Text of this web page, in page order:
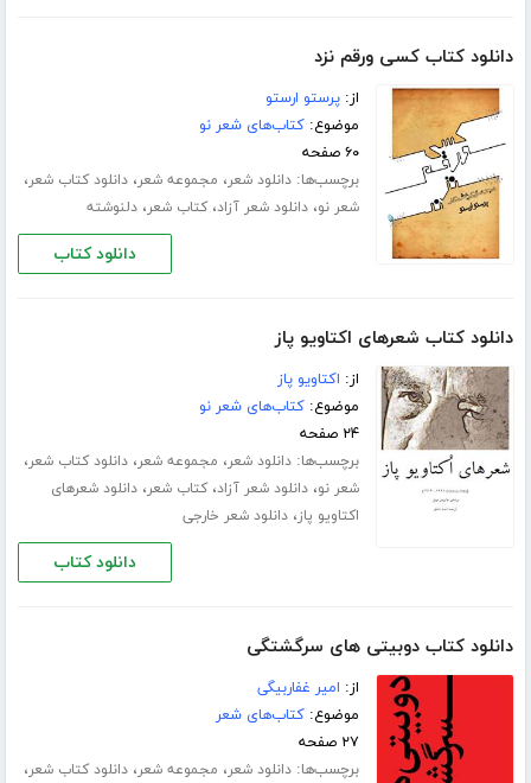
دانلود کتاب کسی ورقم نزد
از:پرستو ارستو
موضوع:کتاب‌های شعر نو
۶۰ صفحه
برچسب‌ها:دانلود شعر، مجموعه شعر،دانلود کتاب شعر،
شعر نو،دانلود شعر آزاد،کتاب شعر،دلنوشته
دانلود کتاب
دانلود کتاب شعرهای اکتاویو پاز
از: اکتاویو پاز
موضوع:کتاب‌های شعر نو
۲۴ صفحه
برچسب‌ها:دانلود شعر، مجموعه شعر،دانلود کتاب شعر،
شعر نو،دانلود شعر آزاد،کتاب شعر،دانلود شعرهای
اکتاویو پاز،دانلود شعر خارجی
دانلود کتاب
دانلود کتاب دوبیتی های سرگشتگی
از: امیر غفاربیگی
موضوع:کتاب‌های شعر
۲۷ صفحه
برچسب‌ها:دانلود شعر، مجموعه شعر،دانلود کتاب شعر،